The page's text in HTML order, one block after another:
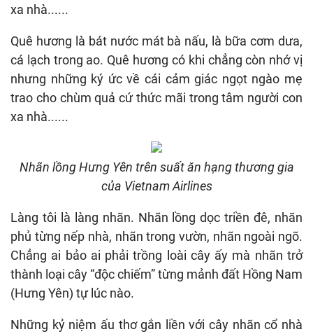
xa nhà......
Quê hương là bát nước mát bà nấu, là bữa cơm dưa,
cá lạch trong ao. Quê hương có khi chẳng còn nhớ vị
nhưng những ký ức về cái cảm giác ngọt ngào mẹ
trao cho chùm quả cứ thức mãi trong tâm người con
xa nhà......
Nhãn lồng Hưng Yên trên suất ăn hạng thương gia
của Vietnam Airlines
Làng tôi là làng nhãn. Nhãn lồng dọc triền đê, nhãn
phủ từng nếp nhà, nhãn trong vườn, nhãn ngoài ngõ.
Chẳng ai bảo ai phải trồng loài cây ấy mà nhãn trở
thành loại cây “độc chiếm” từng mảnh đất Hồng Nam
(Hưng Yên) tự lúc nào.
Những kỷ niệm ấu thơ gắn liền với cây nhãn cổ nhà